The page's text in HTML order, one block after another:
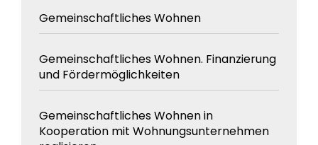
Gemeinschaftliches Wohnen
Gemeinschaftliches Wohnen. Finanzierung
und Fördermöglichkeiten
Gemeinschaftliches Wohnen in
Kooperation mit Wohnungsunternehmen